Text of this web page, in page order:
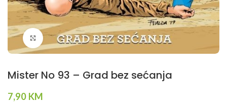
Klikni da povečaš
Mister No 93 – Grad bez sećanja
7,90 KM